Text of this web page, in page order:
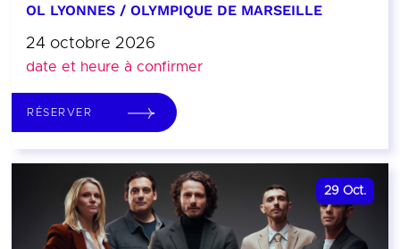
OL LYONNES / OLYMPIQUE DE MARSEILLE
24 octobre 2026
date et heure à confirmer
RÉSERVER
29 Oct.